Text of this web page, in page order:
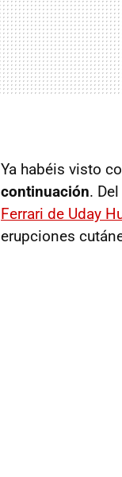
Ya habéis visto
continuación.
Ferrari de Uday
erupciones